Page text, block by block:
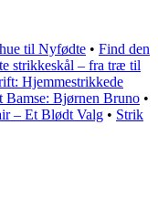
til Nyfødte • Find den
strikkeskål – fra træ til
Hjemmestrikkede
Bjørnen Bruno •
– Et Blødt Valg • Strik